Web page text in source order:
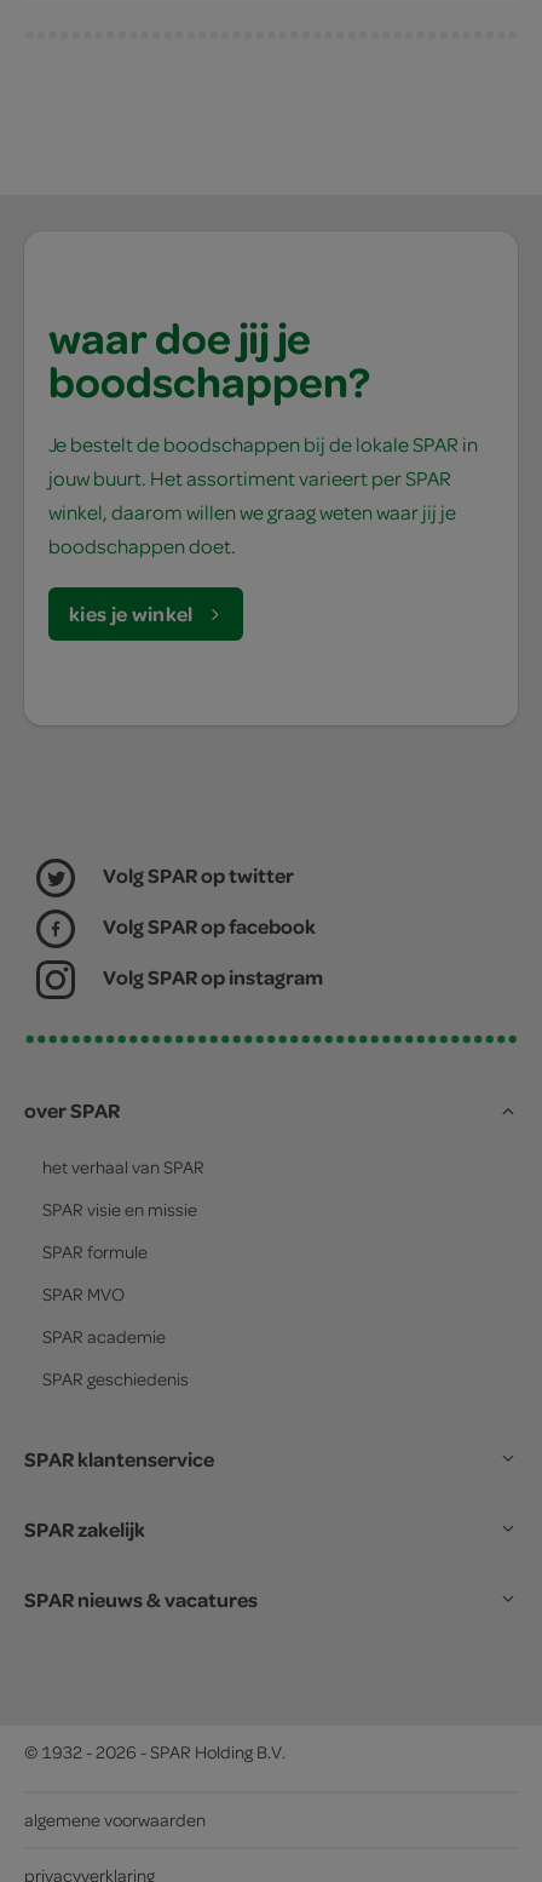
waar doe jij je
boodschappen?
Je bestelt de boodschappen bij de lokale SPAR in
jouw buurt. Het assortiment varieert per SPAR
winkel, daarom willen we graag weten waar jij je
boodschappen doet.
kies je winkel
Volg SPAR op twitter
Volg SPAR op facebook
Volg SPAR op instagram
over SPAR
het verhaal van SPAR
SPAR visie en missie
SPAR formule
SPAR MVO
SPAR academie
SPAR geschiedenis
SPAR klantenservice
SPAR zakelijk
SPAR nieuws & vacatures
© 1932 - 2026 - SPAR Holding B.V.
algemene voorwaarden
privacyverklaring